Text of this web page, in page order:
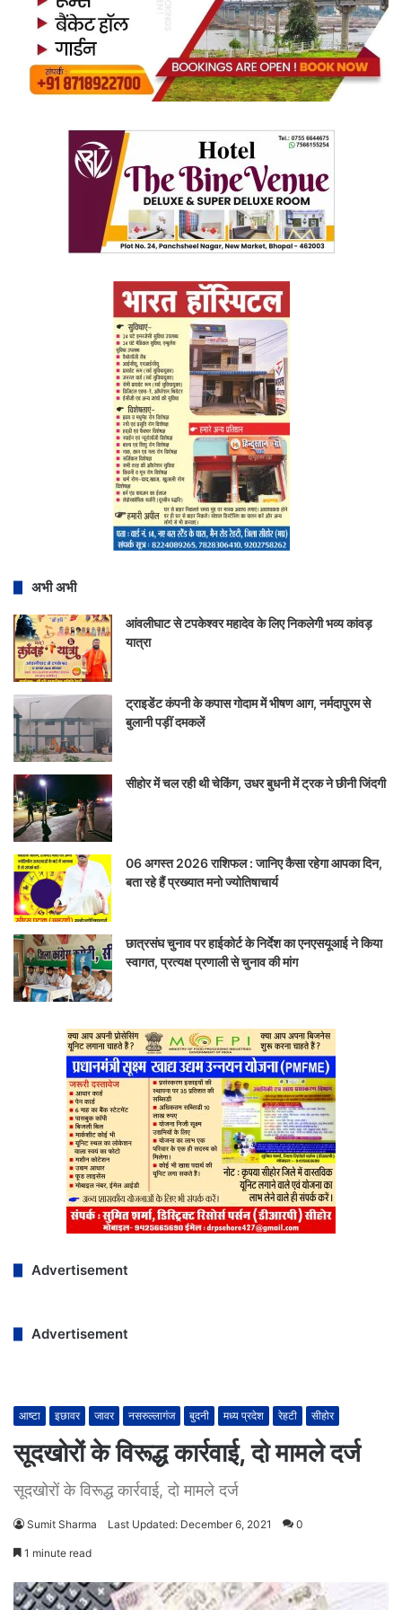
अभी अभी
आंवलीघाट से टपकेश्वर महादेव के लिए निकलेगी भव्य कांवड़
यात्रा
ट्राइडेंट कंपनी के कपास गोदाम में भीषण आग, नर्मदापुरम से
बुलानी पड़ीं दमकलें
सीहोर में चल रही थी चेकिंग, उधर बुधनी में ट्रक ने छीनी जिंदगी
06 अगस्त 2026 राशिफल : जानिए कैसा रहेगा आपका दिन,
बता रहे हैं प्रख्यात मनो ज्योतिषाचार्य
छात्रसंघ चुनाव पर हाईकोर्ट के निर्देश का एनएसयूआई ने किया
स्वागत, प्रत्यक्ष प्रणाली से चुनाव की मांग
Advertisement
Advertisement